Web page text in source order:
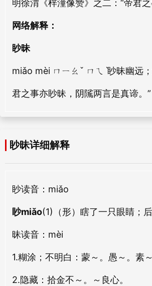
nuǎn mèi
guǎ mèi
质昧
幼昧
yū mèi
聋昧
lóng mèi
明徐渭《梓潼像赞》之二：“帝君
网络解释：
眇昧
miǎo mèi ㄇㄧㄠˇ ㄇㄟˋ眇昧幽远
君之事亦眇昧，阴隲两言是真谛。”
眇昧详细解释
眇读音：miǎo
眇miǎo(1)（形）瞎了一只眼睛；
昧读音：mèi
1.糊涂；不明白 ：蒙～。愚～。素
2.隐藏 ：拾金不～。～良心。